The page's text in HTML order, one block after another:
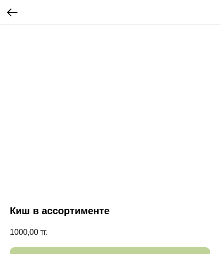
Киш в ассортименте
1000,00 тг.